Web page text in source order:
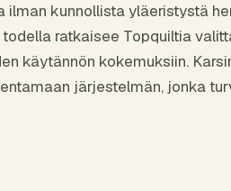
kunnollista yläeristystä
ratkaisee Topquiltia
käytännön kokemuksiin.
järjestelmän, jonka